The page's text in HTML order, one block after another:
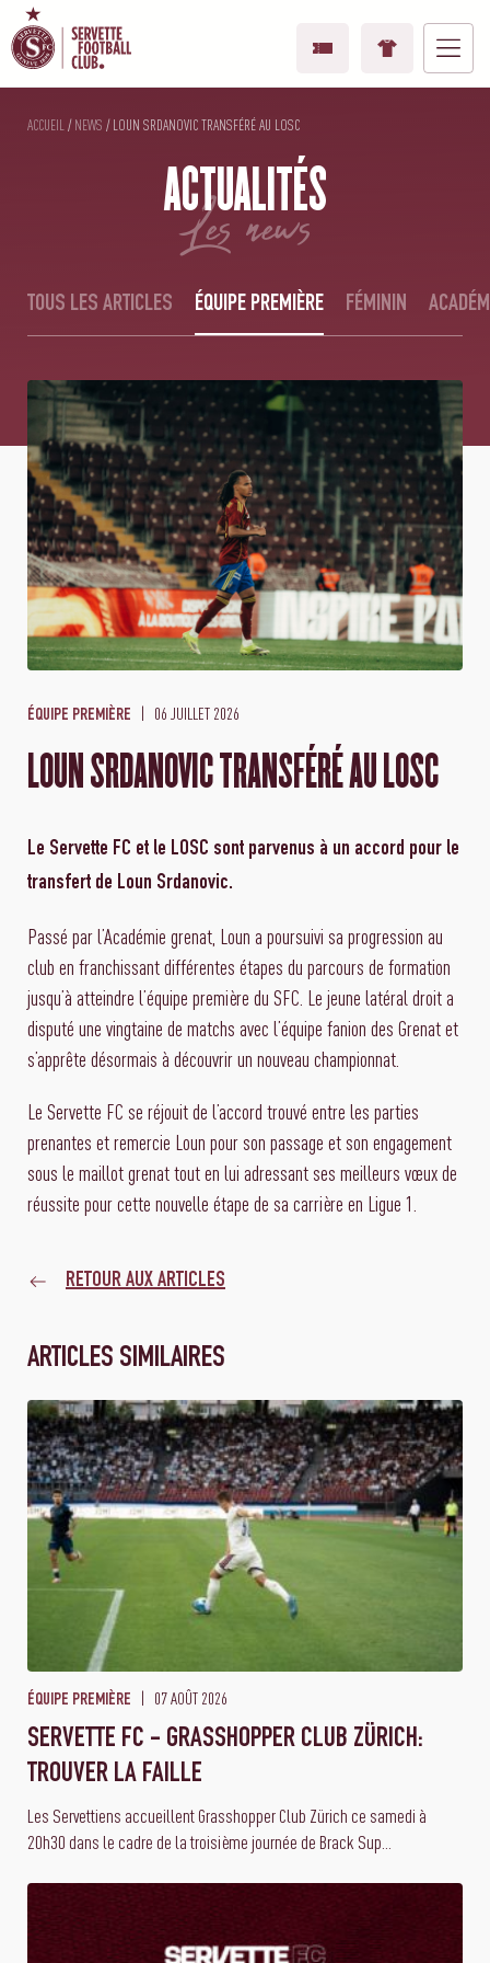
ACCUEIL /NEWS /LOUN SRDANOVIC TRANSFÉRÉ AU LOSC
ACTUALITÉS
les news
TOUS LES ARTICLES ÉQUIPE PREMIÈRE FÉMININ
ÉQUIPE PREMIÈRE 06 JUILLET 2026
LOUN SRDANOVIC TRANSFÉRÉ AU LOSC
Le Servette FC et le LOSC sont parvenus à un accord pour le
transfert de Loun Srdanovic.
Passé par l’Académie grenat, Loun a poursuivi sa progression au
club en franchissant différentes étapes du parcours de formation
jusqu’à atteindre l’équipe première du SFC. Le jeune latéral droit a
disputé une vingtaine de matchs avec l’équipe fanion des Grenat et
s’apprête désormais à découvrir un nouveau championnat.
Le Servette FC se réjouit de l’accord trouvé entre les parties
prenantes et remercie Loun pour son passage et son engagement
sous le maillot grenat tout en lui adressant ses meilleurs vœux de
réussite pour cette nouvelle étape de sa carrière en Ligue 1.
RETOUR AUX ARTICLES
ARTICLES SIMILAIRES
ÉQUIPE PREMIÈRE 07 AOÛT 2026
SERVETTE FC - GRASSHOPPER CLUB ZÜRICH:
TROUVER LA FAILLE
Les Servettiens accueillent Grasshopper Club Zürich ce samedi à
20h30 dans le cadre de la troisième journée de Brack Sup...